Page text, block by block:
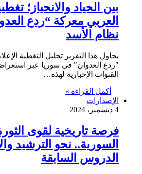
بين الحياد والانحياز؛
العربي معركة “ردع
نظام الأسد
يحاول هذا التقرير تحليل التغطية
"ردع العدوان" في سوريا عبر
القنوات الإخبارية لهذه…
أكمل القراءة »
الإصدارات
4 ديسمبر، 2024
فرصة تاريخية لقوى
السورية.. نحو الترشيد
الدروس السابقة